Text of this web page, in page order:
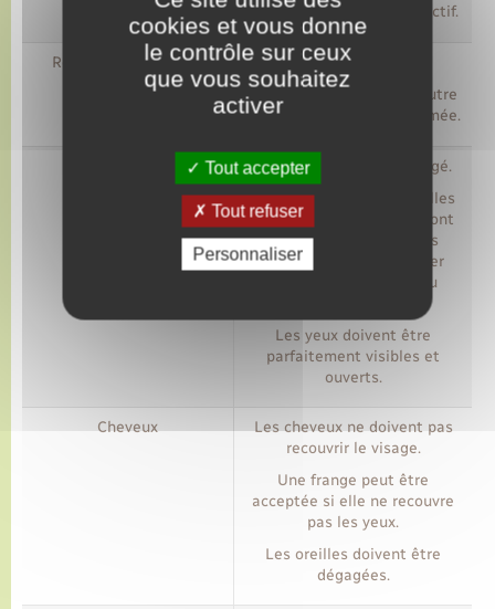
visage dirigé face à l'objectif.
Regard et expression
Il faut fixer l'objectif.
L'expression doit être neutre
et la bouche doit être fermée.
Le visage doit être dégagé.
Le port de boucles d'oreilles
ou le port d'un piercing sont
autorisés dès lors qu'ils
permettent de distinguer
clairement les traits du
Les yeux doivent être
parfaitement visibles et
ouverts.
Cheveux
Les cheveux ne doivent pas
recouvrir le visage.
Une frange peut être
acceptée si elle ne recouvre
pas les yeux.
Les oreilles doivent être
dégagées.
cookies et vous donne
le contrôle sur ceux
que vous souhaitez
activer
Tout accepter
Tout refuser
Personnaliser